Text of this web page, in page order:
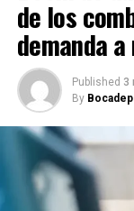
de los
demanda
Published 3
By